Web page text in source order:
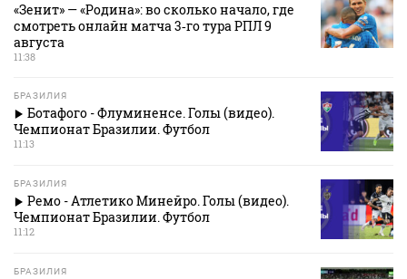
«Зенит» — «Родина»: во сколько начало, где
смотреть онлайн матча 3‑го тура РПЛ 9
августа
11:38
БРАЗИЛИЯ
Ботафого - Флуминенсе. Голы (видео).
Чемпионат Бразилии. Футбол
11:13
БРАЗИЛИЯ
Ремо - Атлетико Минейро. Голы (видео).
Чемпионат Бразилии. Футбол
11:12
БРАЗИЛИЯ